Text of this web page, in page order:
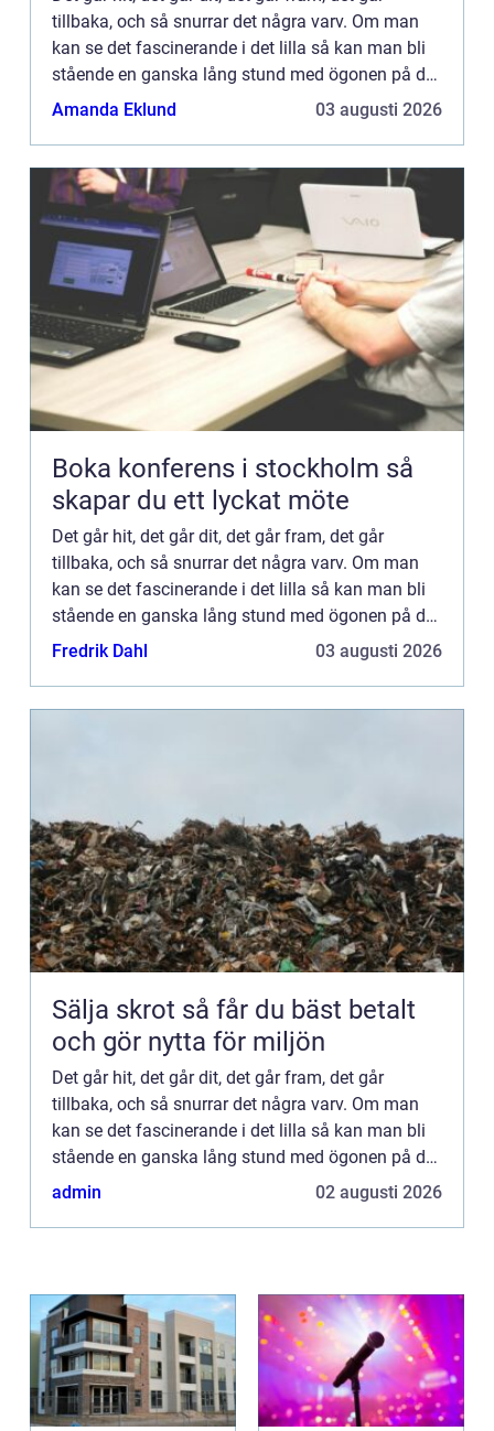
tillbaka, och så snurrar det några varv. Om man
kan se det fascinerande i det lilla så kan man bli
stående en ganska lång stund med ögonen på det
underverk som är en bilmotor. Små och stora
Amanda Eklund 03 augusti 2026
Boka konferens i stockholm så
skapar du ett lyckat möte
Det går hit, det går dit, det går fram, det går
tillbaka, och så snurrar det några varv. Om man
kan se det fascinerande i det lilla så kan man bli
stående en ganska lång stund med ögonen på det
underverk som är en bilmotor. Små och stora
Fredrik Dahl 03 augusti 2026
Sälja skrot så får du bäst betalt
och gör nytta för miljön
Det går hit, det går dit, det går fram, det går
tillbaka, och så snurrar det några varv. Om man
kan se det fascinerande i det lilla så kan man bli
stående en ganska lång stund med ögonen på det
underverk som är en bilmotor. Små och stora
admin 02 augusti 2026